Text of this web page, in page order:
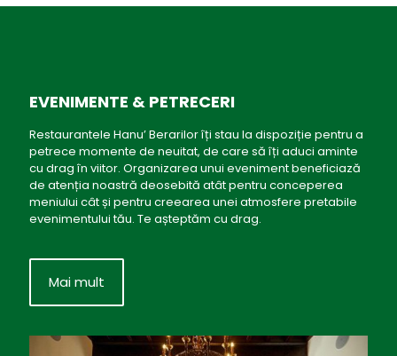
EVENIMENTE & PETRECERI
Restaurantele Hanu’ Berarilor îți stau la dispoziție pentru a
petrece momente de neuitat, de care să îți aduci aminte
cu drag în viitor. Organizarea unui eveniment beneficiază
de atenția noastră deosebită atât pentru conceperea
meniului cât și pentru creearea unei atmosfere pretabile
evenimentului tău. Te așteptăm cu drag.
Mai mult